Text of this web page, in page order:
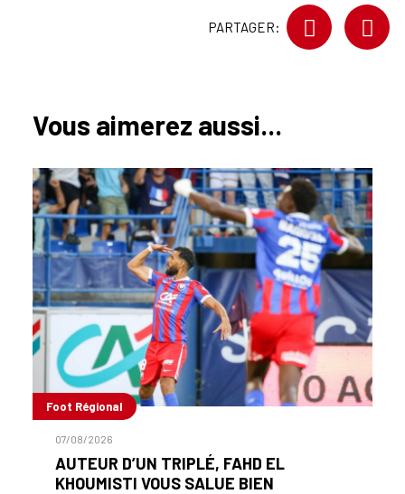
PARTAGER:
Vous aimerez aussi...
Foot Régional
07/08/2026
AUTEUR D’UN TRIPLÉ, FAHD EL
KHOUMISTI VOUS SALUE BIEN